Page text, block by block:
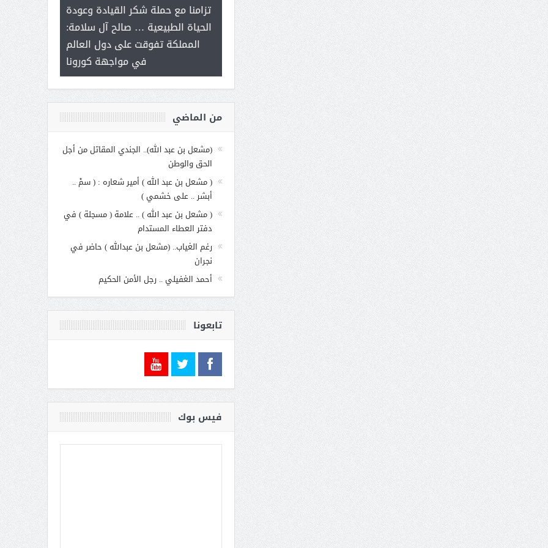
للإبداع
مع الأمين
بنت
تزامنا مع حملة شكر القيادة وعودة
الحياة الطبيعية … صالح آل سلامة:
المملكة تفوقت على دول العالم
في مواجهة كورونا
الانتخابات لن تؤثر على برامج
المجلس والشفافية هي أساس
عملنا
والمدير السابق للأكاديمية الأولمبية
في الامارات د . عبد الملك جاني :
منتدى ( اكتشاف المواهب
الاجتماعية ) فرصة للتوأمة بين
الرياضة والعمل الاجتماعي
من الماضي
(مشعل بن عبد الله).. الجندي المقاتل من أجل
الحق والوطن
( مشعل بن عبد الله ) أمير شعاره : ( سمْ ..
أبشر .. على خشمي )
( مشعل بن عبد الله ) .. علامة ( مسجلة ) في
دفتر العطاء المستدام
رغم الغياب.. (مشعل بن عبدالله ) حاضر في
نجران
أحمد الغفيلي .. رجل الأمن الحكيم
تابعونا
فيس بوك